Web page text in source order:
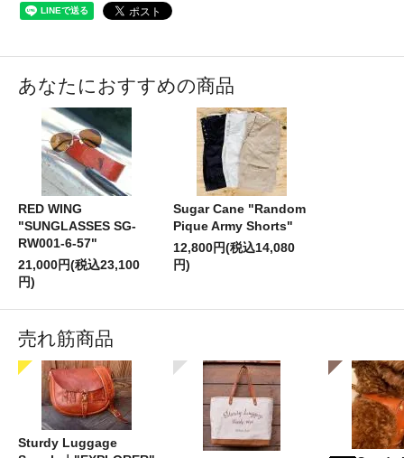
あなたにおすすめの商品
RED WING
"SUNGLASSES SG-
RW001-6-57"
21,000円(税込23,100
円)
Sugar Cane "Random
Pique Army Shorts"
12,800円(税込14,080
円)
売れ筋商品
Sturdy Luggage